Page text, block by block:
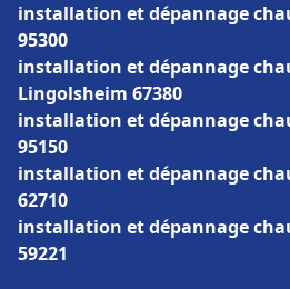
installation et dépannage
95300
installation et dépannage
Lingolsheim 67380
installation et dépannage
95150
installation et dépannage
62710
installation et dépannage
59221